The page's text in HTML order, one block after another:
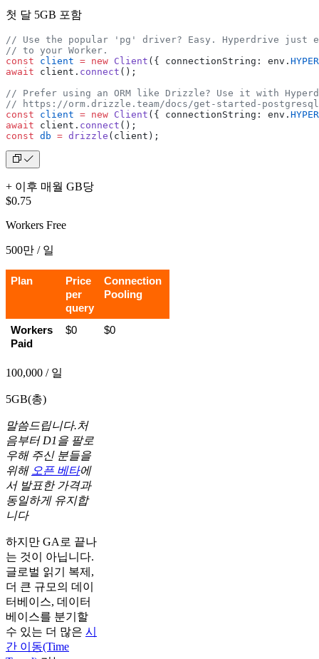
첫 달 5GB 포함
// Use the popular 'pg' driver? Easy. Hyperdrive just
// to your Worker.
const client = new Client ({ connectionString: env.
await client. connect ();
// Prefer using an ORM like Drizzle? Use it with
// https://orm.drizzle.team/docs/get-started-
const client = new Client ({ connectionString: env.
await client. connect ();
const db = drizzle (client);
+ 이후 매월 GB당
$0.75
Workers Free
500만 / 일
Plan
Price
per
query
Connection
Pooling
Workers
Paid
$0 $0
100,000 / 일
5GB(총)
말씀드립니다.처
음부터 D1을 팔로
우해 주신 분들을
위해 오픈 베타에
서 발표한 가격과
동일하게 유지합
니다
하지만 GA로 끝나
는 것이 아닙니다.
글로벌 읽기 복제,
더 큰 규모의 데이
터베이스, 데이터
베이스를 분기할
수 있는 더 많은 시
간 이동(Time